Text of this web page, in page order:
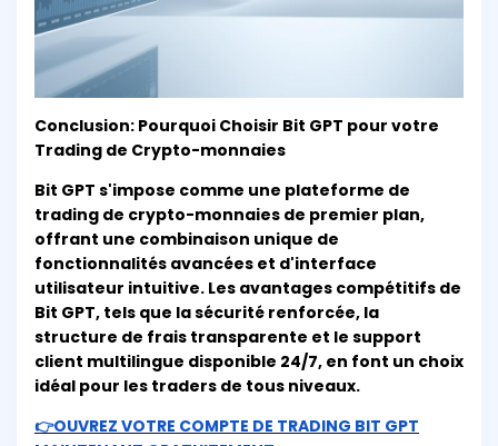
Conclusion: Pourquoi Choisir Bit GPT pour votre
Trading de Crypto-monnaies
Bit GPT s'impose comme une plateforme de
trading de crypto-monnaies de premier plan,
offrant une combinaison unique de
fonctionnalités avancées et d'interface
utilisateur intuitive. Les avantages compétitifs de
Bit GPT, tels que la sécurité renforcée, la
structure de frais transparente et le support
client multilingue disponible 24/7, en font un choix
idéal pour les traders de tous niveaux.
👉OUVREZ VOTRE COMPTE DE TRADING BIT GPT